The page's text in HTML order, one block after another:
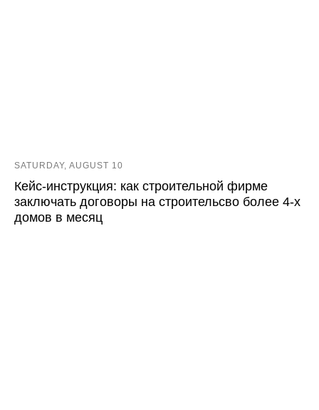
SATURDAY, AUGUST 10
Кейс-инструкция: как строительной фирме
заключать договоры на строительсво более 4-х
домов в месяц